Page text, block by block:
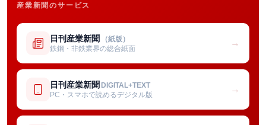
産業新聞のサービス
日刊産業新聞 （紙版）
鉄鋼・非鉄業界の総合紙面
→
日刊産業新聞 DIGITAL+TEXT
PC・スマホで読めるデジタル版
→